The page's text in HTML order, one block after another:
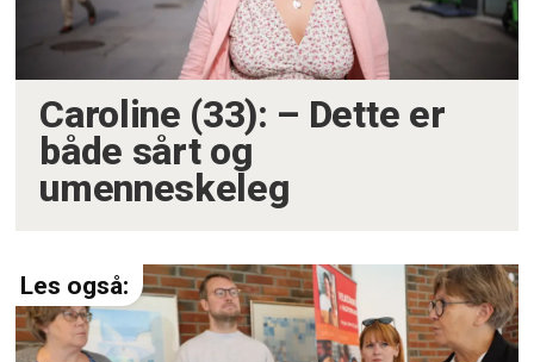
Caroline (33): – Dette er
både sårt og
umenneskeleg